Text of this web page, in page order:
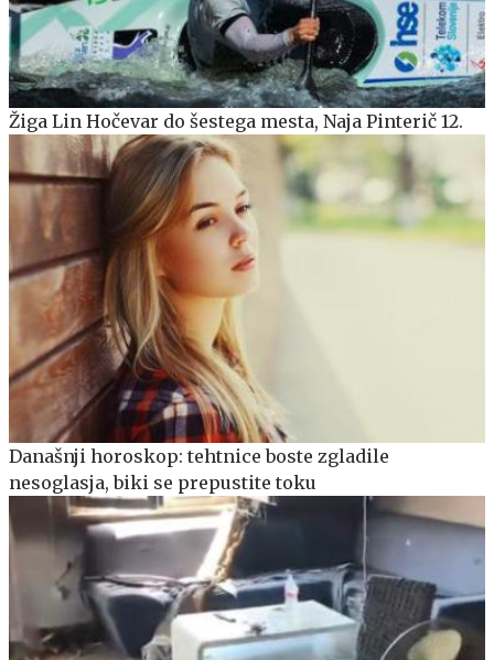
Žiga Lin Hočevar do šestega mesta, Naja Pinterič 12.
Današnji horoskop: tehtnice boste zgladile
nesoglasja, biki se prepustite toku